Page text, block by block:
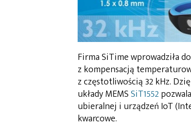
Firma SiTime wprowadziła
z kompensacją
z częstotliwością 32 kHz.
układy MEMSSiT1552
ubieralnej i urządzeń IoT
kwarcowe.